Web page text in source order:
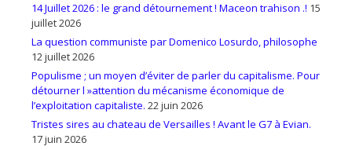
14 Juillet 2026 : le grand détournement ! Maceon trahison .! 15
juillet 2026
La question communiste par Domenico Losurdo, philosophe
12 juillet 2026
Populisme ; un moyen d’éviter de parler du capitalisme. Pour
détourner l »attention du mécanisme économique de
l’exploitation capitaliste. 22 juin 2026
Tristes sires au chateau de Versailles ! Avant le G7 à Evian.
17 juin 2026